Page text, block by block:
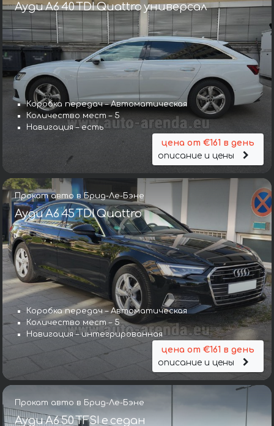
Ауди A6 40 TDI Quattro универсал
Коробка передач – Автоматическая
Количество мест – 5
Навигация – есть
цена от €161 в день
описание и цены
Прокат авто в Брид-Ле-Бэне
Ауди A6 45 TDI Quattro
Коробка передач – Автоматическая
Количество мест – 5
Навигация – интегрированная
цена от €161 в день
описание и цены
Прокат авто в Брид-Ле-Бэне
Ауди A6 50 TFSI e седан